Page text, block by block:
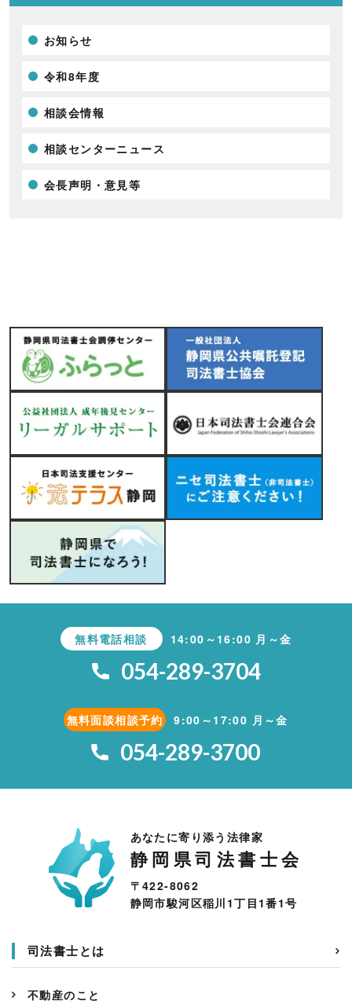
お知らせ
令和8年度
相談会情報
相談センターニュース
会長声明・意見等
無料電話相談 14:00～16:00 月～金
054-289-3704
無料面談相談予約 9:00～17:00 月～金
054-289-3700
あなたに寄り添う法律家
静岡県司法書士会
〒422-8062
静岡市駿河区稲川1丁目1番1号
司法書士とは
不動産のこと